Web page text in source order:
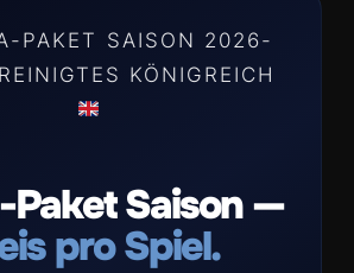
PAKET SAISON 2026-
KÖNIGREICH
Paket Saison —
pro Spiel.